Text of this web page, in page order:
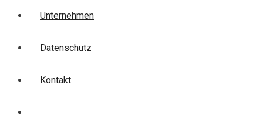
Unternehmen
Datenschutz
Kontakt